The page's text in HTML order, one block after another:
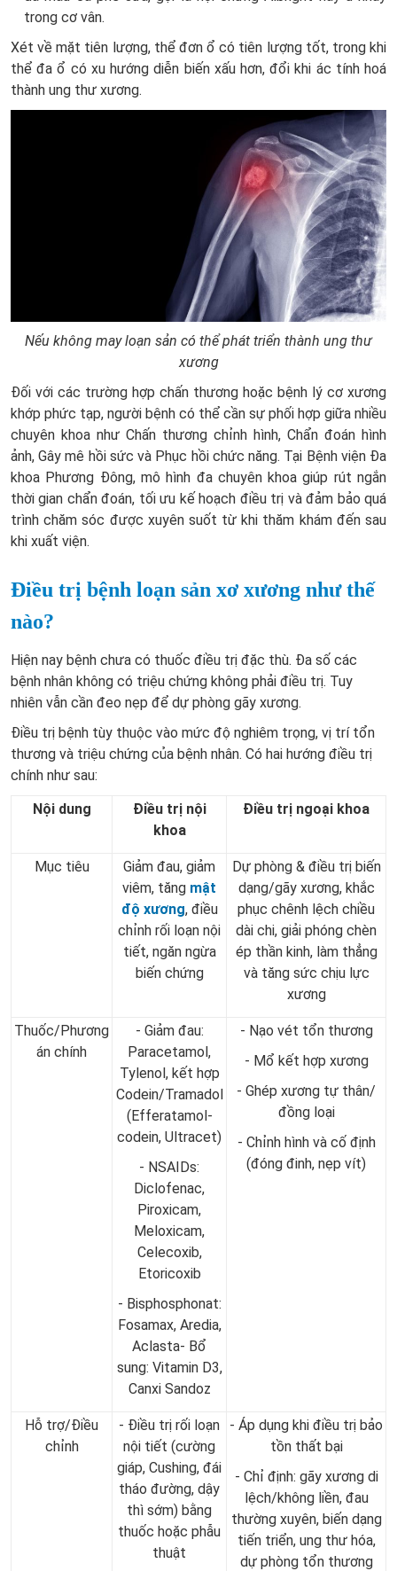
trong cơ vân.
Xét về mặt tiên lượng, thể đơn ổ có tiên lượng tốt, trong khi
thể đa ổ có xu hướng diễn biến xấu hơn, đổi khi ác tính hoá
thành ung thư xương.
Nếu không may loạn sản có thể phát triển thành ung thư
xương
Đối với các trường hợp chấn thương hoặc bệnh lý cơ xương
khớp phức tạp, người bệnh có thể cần sự phối hợp giữa nhiều
chuyên khoa như Chấn thương chỉnh hình, Chẩn đoán hình
ảnh, Gây mê hồi sức và Phục hồi chức năng. Tại Bệnh viện Đa
khoa Phương Đông, mô hình đa chuyên khoa giúp rút ngắn
thời gian chẩn đoán, tối ưu kế hoạch điều trị và đảm bảo quá
trình chăm sóc được xuyên suốt từ khi thăm khám đến sau
khi xuất viện.
Điều trị bệnh loạn sản xơ xương như thế
nào?
Hiện nay bệnh chưa có thuốc điều trị đặc thù. Đa số các
bệnh nhân không có triệu chứng không phải điều trị. Tuy
nhiên vẫn cần đeo nẹp để dự phòng gãy xương.
Điều trị bệnh tùy thuộc vào mức độ nghiêm trọng, vị trí tổn
thương và triệu chứng của bệnh nhân. Có hai hướng điều trị
chính như sau:
Nội dung
Điều trị nội
khoa
Điều trị ngoại khoa
Mục tiêu
Giảm đau, giảm
viêm, tăng mật
độ xương, điều
chỉnh rối loạn nội
tiết, ngăn ngừa
biến chứng
Dự phòng & điều trị biến
dạng/gãy xương, khắc
phục chênh lệch chiều
dài chi, giải phóng chèn
ép thần kinh, làm thẳng
và tăng sức chịu lực
xương
Thuốc/Phương
án chính
- Giảm đau:
Paracetamol,
Tylenol, kết hợp
Codein/Tramadol
(Efferatamol-
codein, Ultracet)
- NSAIDs:
Diclofenac,
Piroxicam,
Meloxicam,
Celecoxib,
Etoricoxib
- Bisphosphonat:
Fosamax, Aredia,
Aclasta- Bổ
sung: Vitamin D3,
Canxi Sandoz
- Nạo vét tổn thương
- Mổ kết hợp xương
- Ghép xương tự thân/
đồng loại
- Chỉnh hình và cố định
(đóng đinh, nẹp vít)
Hỗ trợ/Điều
chỉnh
- Điều trị rối loạn
nội tiết (cường
giáp, Cushing, đái
tháo đường, dậy
thì sớm) bằng
thuốc hoặc phẫu
thuật
- Áp dụng khi điều trị bảo
tồn thất bại
- Chỉ định: gãy xương di
lệch/không liền, đau
thường xuyên, biến dạng
tiến triển, ung thư hóa,
dự phòng tổn thương